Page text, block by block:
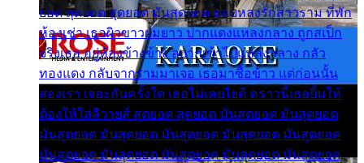
ยอด สุดยอด สุดยอด มันสุดยอด แอบหลงรักสาวราม ที่พัก
ห้องเช่า เธอผิวขาวผมยาว ปากแดงแหลงกลาง ถูกสเป็ก
จริงเธอ อยู่ห้องข้างข้าง อยากเข้าไปแหลงกลาง กลัว
ทองแดง กลับจากรามมาเจอ เธอมาซื้อข้าว แต่ก่อนนั้น
สองเรา เจอะกันครั้งใด เธอไม่เคยไยดี คราวนี้เธอยิ้มให้
ต้องให้ใส่ลีวายส์ สุดยอด สุดยอด มันสุดยอด มันสุดยอด
มันสุดยอด มันสุดยอด มันสุดยอด มันสุดยอด มันสุดยอด
มันสุดยอด มันสุดยอด มันสุดยอด มันสุดยอด มันสุดยอด